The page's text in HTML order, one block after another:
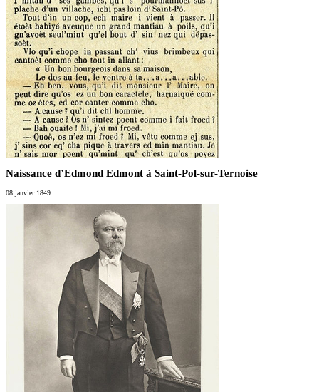
Naissance d’Edmond Edmont à Saint-Pol-sur-Ternoise
08 janvier 1849